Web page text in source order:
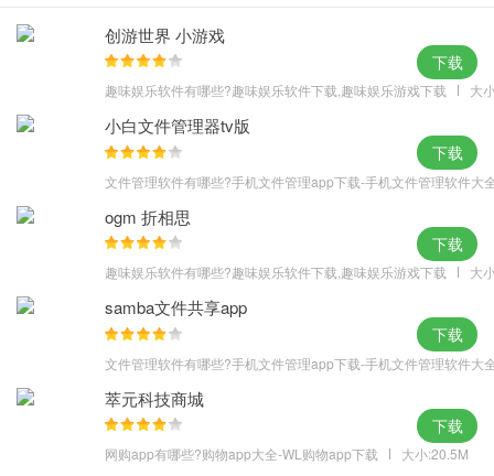
的教育应用展现和一站式的订购使用
·应用中心
应用中心致力于打造多角色各学段教育产品完美整合的集成应用产
品，并提供最新上架、免费应用、最新优惠、使用排行榜等全方位
多维度的教育应用展现和一站式的订购使用
家校互动将课堂互动、学校管理、教育云平台深入整合，为学校、
家庭、个人创建的一个科学、高效、和谐、智慧的家校互动平台，
有效减轻老师工作负担，推动家长深度参与教育，形成统一的教育
合力，使教育能量最大化，帮助孩子健康成长
·教育资讯
教育资讯聚焦K12教育垂直领域，内容涵盖行业动态、升学考试等七
个频道，针对各地用户提供地方政策和分省资讯，及时掌握最新最
创游世界 小游戏
趣味娱乐软件有哪些?趣味娱乐软件下载,趣味娱乐游戏下载 大
下载
小白文件管理器tv版
文件管理软件有哪些?手机文件管理app下载-手机文件管理软件大
下载
ogm 折相思
趣味娱乐软件有哪些?趣味娱乐软件下载,趣味娱乐游戏下载 大
下载
samba文件共享app
文件管理软件有哪些?手机文件管理app下载-手机文件管理软件大
下载
萃元科技商城
网购app有哪些?购物app大全-WL购物app下载 大小:20.5M
下载